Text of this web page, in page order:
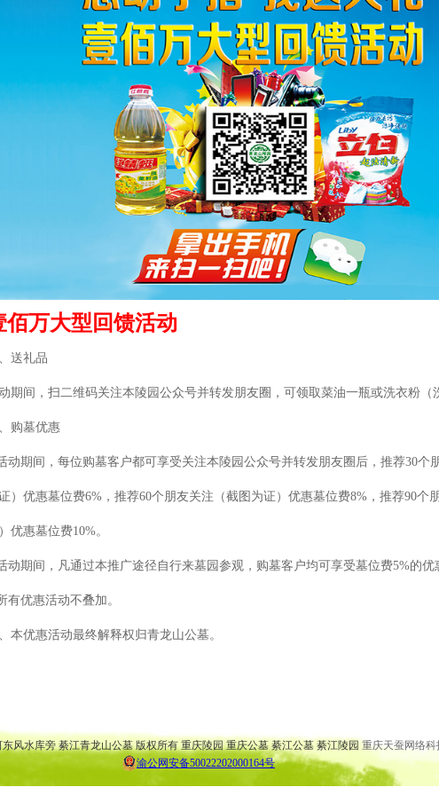
佰万大型回馈活动
送礼品
期间，扫二维码关注本陵园公众号并转发朋友圈，可领取菜油一瓶或洗衣粉（
购墓优惠
动期间，每位购墓客户都可享受关注本陵园公众号并转发朋友圈后，推荐30个
）优惠墓位费6%，推荐60个朋友关注（截图为证）优惠墓位费8%，推荐90个
优惠墓位费10%。
动期间，凡通过本推广途径自行来墓园参观，购墓客户均可享受墓位费5%的优
有优惠活动不叠加。
本优惠活动最终解释权归青龙山公墓。
水库旁 綦江青龙山公墓 版权所有 重庆陵园 重庆公墓 綦江公墓 綦江陵园 重庆天蚕网络科
渝公网安备50022202000164号